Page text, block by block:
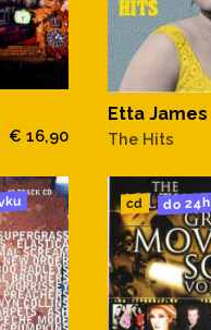
€ 16,90
Etta James
The Hits
cd do 24h